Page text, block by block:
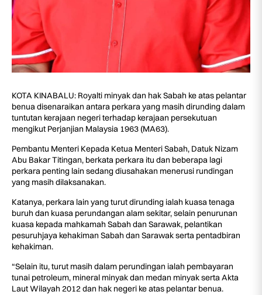
KOTA KINABALU: Royalti minyak dan hak Sabah ke atas pelantar
benua disenaraikan antara perkara yang masih dirunding dalam
tuntutan kerajaan negeri terhadap kerajaan persekutuan
mengikut Perjanjian Malaysia 1963 (MA63).
Pembantu Menteri Kepada Ketua Menteri Sabah, Datuk Nizam
Abu Bakar Titingan, berkata perkara itu dan beberapa lagi
perkara penting lain sedang diusahakan menerusi rundingan
yang masih dilaksanakan.
Katanya, perkara lain yang turut dirunding ialah kuasa tenaga
buruh dan kuasa perundangan alam sekitar, selain penurunan
kuasa kepada mahkamah Sabah dan Sarawak, pelantikan
pesuruhjaya kehakiman Sabah dan Sarawak serta pentadbiran
kehakiman.
“Selain itu, turut masih dalam perundingan ialah pembayaran
tunai petroleum, mineral minyak dan medan minyak serta Akta
Laut Wilayah 2012 dan hak negeri ke atas pelantar benua.